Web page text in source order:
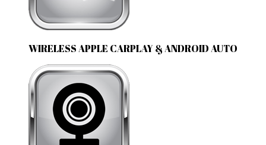
WIRELESS APPLE CARPLAY & ANDROID AUTO